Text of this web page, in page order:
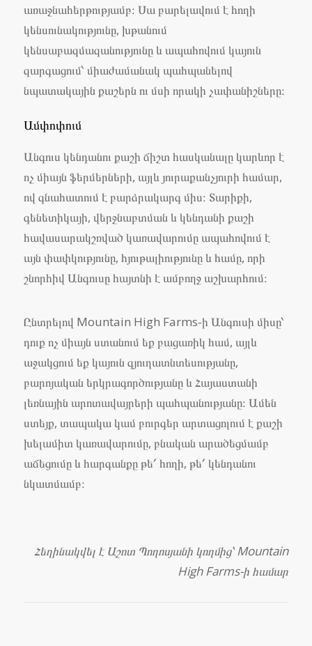
առաջնահերթությամբ։ Սա բարելավում է հողի
կենսունակությունը, խթանում
կենսաբազմազանությունը և ապահովում կայուն
զարգացում՝ միաժամանակ պահպանելով
նպատակային քաշերն ու մսի որակի չափանիշները։
Ամփոփում
Անգուս կենդանու քաշի ճիշտ հասկանալը կարևոր է
ոչ միայն ֆերմերների, այլև յուրաքանչյուրի համար,
ով գնահատում է բարձրակարգ միս։ Տարիքի,
գենետիկայի, վերջնաբտման և կենդանի քաշի
հավասարակշռված կառավարումը ապահովում է
այն փափկությունը, հյութալիությունը և համը, որի
շնորհիվ Անգուսը հայտնի է ամբողջ աշխարհում։
Ընտրելով Mountain High Farms-ի Անգուսի միսը՝
դուք ոչ միայն ստանում եք բացառիկ համ, այլև
աջակցում եք կայուն գյուղատնտեսությանը,
բարոյական երկրագործությանը և Հայաստանի
լեռնային արոտավայրերի պահպանությանը։ Ամեն
ստեյք, տապակա կամ բուրգեր արտացոլում է քաշի
խելամիտ կառավարումը, բնական արածեցմամբ
աճեցումը և հարգանքը թե՛ հողի, թե՛ կենդանու
նկատմամբ։
Հեղինակվել է Աշոտ Պողոսյանի կողմից՝ Mountain
High Farms-ի համար